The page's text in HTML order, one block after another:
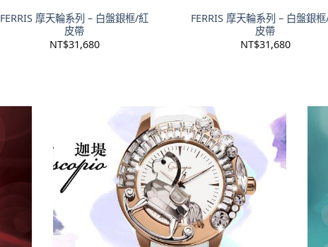
FERRIS 摩天輪系列 – 白盤銀框/紅
皮帶
NT$31,680
FERRIS 摩天輪系列 – 白盤銀
皮帶
NT$31,680